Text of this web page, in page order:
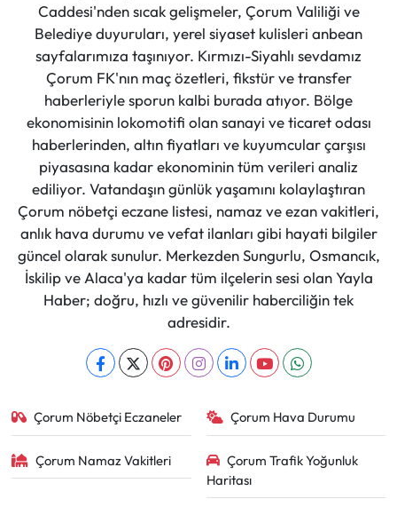
Caddesi'nden sıcak gelişmeler, Çorum Valiliği ve
Belediye duyuruları, yerel siyaset kulisleri anbean
sayfalarımıza taşınıyor. Kırmızı-Siyahlı sevdamız
Çorum FK'nın maç özetleri, fikstür ve transfer
haberleriyle sporun kalbi burada atıyor. Bölge
ekonomisinin lokomotifi olan sanayi ve ticaret odası
haberlerinden, altın fiyatları ve kuyumcular çarşısı
piyasasına kadar ekonominin tüm verileri analiz
ediliyor. Vatandaşın günlük yaşamını kolaylaştıran
Çorum nöbetçi eczane listesi, namaz ve ezan vakitleri,
anlık hava durumu ve vefat ilanları gibi hayati bilgiler
güncel olarak sunulur. Merkezden Sungurlu, Osmancık,
İskilip ve Alaca'ya kadar tüm ilçelerin sesi olan Yayla
Haber; doğru, hızlı ve güvenilir haberciliğin tek
adresidir.
Çorum Nöbetçi Eczaneler Çorum Hava Durumu
Çorum Namaz Vakitleri
Çorum Trafik Yoğunluk
Haritası